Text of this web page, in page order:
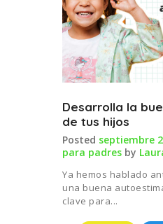
Desarrolla la
de tus hijos
Posted septiembre
para padres by
Ya hemos hablado
una buena
clave para...